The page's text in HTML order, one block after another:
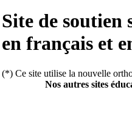
Site de soutien
en français et
(*) Ce site utilise la nouvelle
Nos autres sites